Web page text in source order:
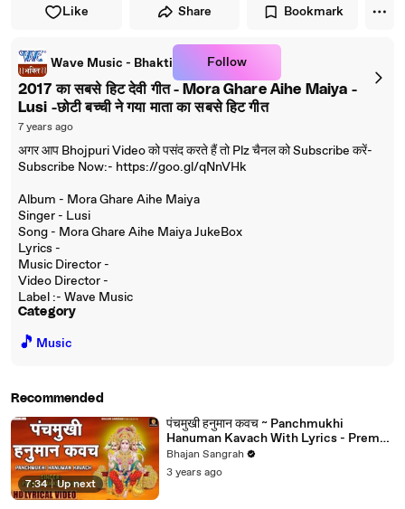
Like Share Bookmark
Wave Music - Bhakti Follow
2017 का सबसे हिट देवी गीत - Mora Ghare Aihe Maiya -
Lusi -छोटी बच्ची ने गया माता का सबसे हिट गीत
7 years ago
अगर आप Bhojpuri Video को पसंद करते हैं तो Plz चैनल को Subscribe करें-
Subscribe Now:- https://goo.gl/qNnVHk
Album - Mora Ghare Aihe Maiya
Singer - Lusi
Song - Mora Ghare Aihe Maiya JukeBox
Lyrics -
Music Director -
Video Director -
Label :- Wave Music
Category
🎵 Music
Recommended
7:34 | Up next
पंचमुखी हनुमान कवच ~ Panchmukhi
Hanuman Kavach With Lyrics - Prem
Prakash Dubey ~
@lyricalbhajansangrah ​
Bhajan Sangrah
3 years ago